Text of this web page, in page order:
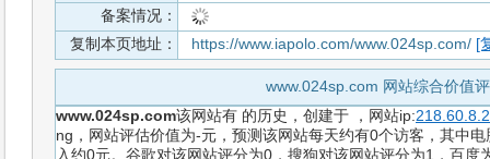
备案情况：
复制本页地址：
https://www.iapolo.com/www.024sp.com/ [
www.024sp.com 网站综合价值
www.024sp.com该网站有 的历史，创建于 ，网站ip:
ng，网站评估价值为-元，预测该网站每天约有0个访客，其中
入约0元。谷歌对该网站评分为0，搜狗对该网站评分为1，百